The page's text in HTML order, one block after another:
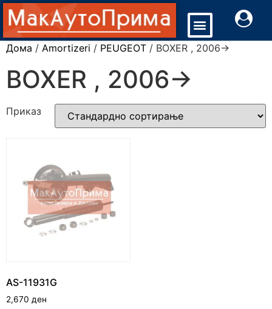
Дома / Amortizeri / PEUGEOT / BOXER , 2006->
BOXER , 2006->
Приказ
AS-11931G
2,670 ден